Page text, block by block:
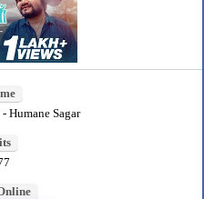
Humane Sagar